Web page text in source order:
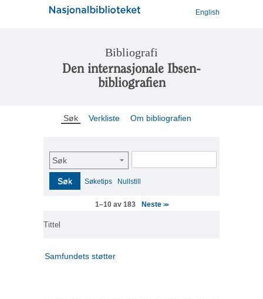
English
Bibliografi
Den internasjonale Ibsen-
bibliografien
Søk Verkliste Om bibliografien
Søk
Søk Søketips Nullstill
1–10 av 183 Neste >>
Tittel
Samfundets støtter